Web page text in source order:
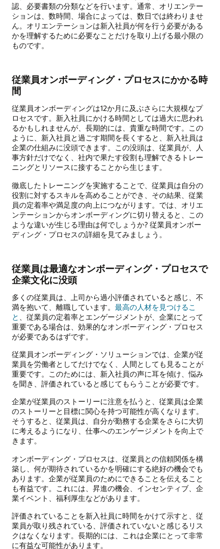
認、必要書類の分類などを行います。通常、オリエンテー
ションは、数時間、場合によっては、数日では終わりませ
ん。オリエンテーションは新入社員が何を行う必要がある
かを理解するために必要なことだけを取り上げる最小限の
ものです。
従業員オンボーディング・プロセスにかかる時
間
従業員オンボーディングは12か月に及ぶさらに大規模なプ
ロセスです。新入社員にかける時間としては過大に思われ
るかもしれませんが、長期的には、貴重な時間です。この
ように、新入社員と過ごす期間を長くすると、新入社員は
企業の仕組みに没頭できます。この没頭は、従業員が、人
事方針だけでなく、社内で果たす役割も理解できるトレー
ニングとリソースに接することから生じます。
徹底したトレーニングを実施することで、従業員は自分の
役割に対するスキルを高めることができ、その結果、従業
員の定着率や満足度の向上につながります。では、オリエ
ンテーションからオンボーディングに切り替えると、この
ような違いが生じる理由は何でしょうか? 従業員オンボー
ディング・プロセスの詳細を見てみましょう。
従業員は最適なオンボーディング・プロセスで
企業文化に没頭
多くの従業員は、上司から過小評価されていると感じ、不
満を抱いて、離職しています。 最高の人材を見つけるこ
と
、従業員の定着率とエンゲージメントが、企業にとって
重要である場合は、効果的なオンボーディング・プロセス
が必要であるはずです。
従業員オンボーディング・ソリューションでは、企業が従
業員を労働者としてだけでなく、人間としても見ることが
重要です。このためには、新入社員の声に耳を傾け、悩み
を聞き、評価されていると感じてもらうことが必要です。
企業が従業員のストーリーに注意を払うと、従業員は企業
のストーリーと目標に関心を持つ可能性が高くなります。
そうすると、従業員は、自分が勤務する企業をさらに大切
に考えるようになり、仕事へのエンゲージメントを向上で
きます。
オンボーディング・プロセスは、従業員との信頼関係を構
築し、何が期待されているかを明確にする絶好の機会でも
あります。企業が従業員のためにできることを伝えること
も有益です。これには、昇進の機会、インセンティブ、企
業イベント、福利厚生などがあります。
評価されていることを新入社員に時間をかけて示すと、従
業員が取り残されている、評価されていないと感じるリス
クはなくなります。長期的には、これは企業にとって非常
に有益な可能性があります。